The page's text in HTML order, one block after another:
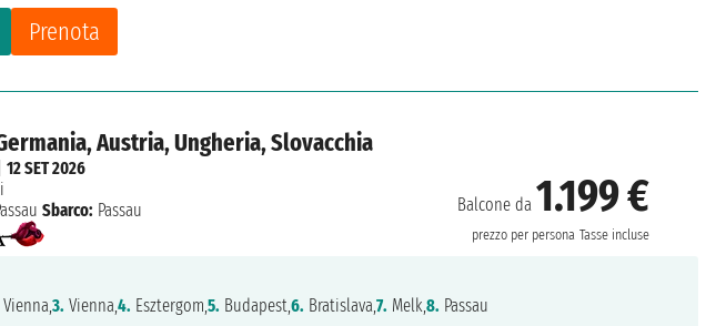
Prenota
Austria, Ungheria, Slovacchia
Balcone da 1.199 €
prezzo per persona Tasse incluse
12 SET 2026
Sbarco: Passau
Vienna,3. Vienna,4. Esztergom,5. Budapest,6. Bratislava,7. Melk,8. Passau